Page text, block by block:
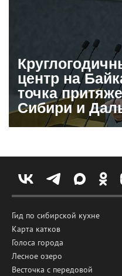
центр на
точка
Сибири и
Гид по сибирской кухне
Карта катков
Голоса города
Лесное озеро
Весточка с передовой